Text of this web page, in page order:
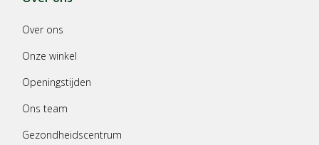
Over ons
Onze winkel
Openingstijden
Ons team
Gezondheidscentrum